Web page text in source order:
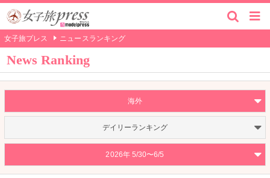
女子旅プレス ニュースランキング
News Ranking
海外
デイリーランキング
2026年 5/30〜6/5